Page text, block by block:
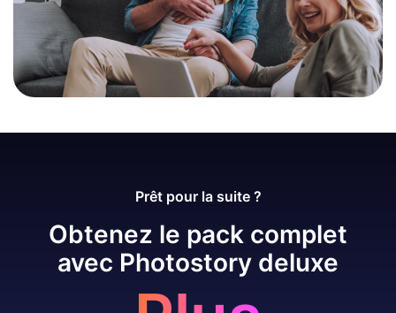
Prêt pour la suite ?
Obtenez le pack complet
avec Photostory deluxe